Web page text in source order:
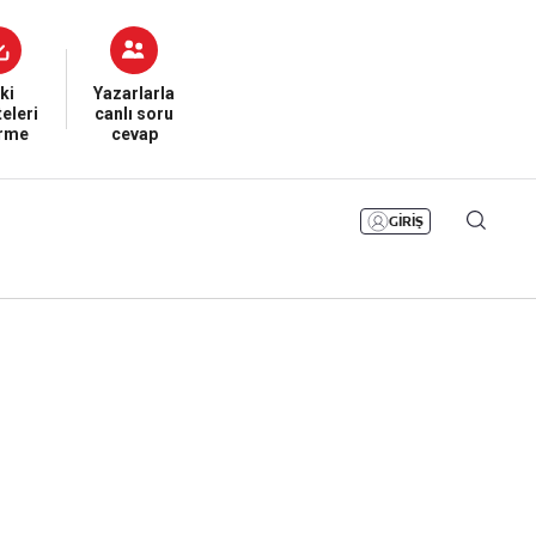
Yazarlarla
canlı soru
cevap
GİRİŞ
Namaz Vakitleri
Sesli Yayınlar